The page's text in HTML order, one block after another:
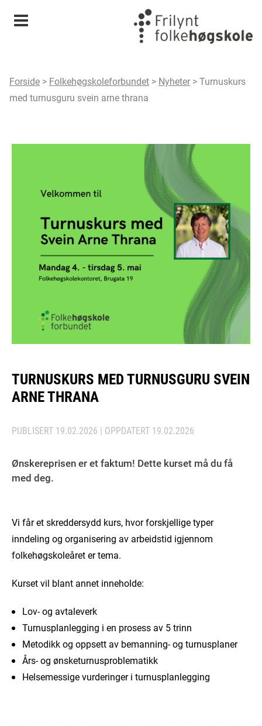
Meny
Forside > Folkehøgskoleforbundet > Nyheter >Turnuskurs
med turnusguru svein arne thrana
TURNUSKURS MED TURNUSGURU SVEIN
ARNE THRANA
PUBLISERT 19.02.2026 | OPPDATERT 19.02.2026
Ønskereprisen er et faktum! Dette kurset må du få
med deg.
Vi får et skreddersydd kurs, hvor forskjellige typer
inndeling og organisering av arbeidstid igjennom
folkehøgskoleåret er tema.
Kurset vil blant annet inneholde:
Lov- og avtaleverk
Turnusplanlegging i en prosess av 5 trinn
Metodikk og oppsett av bemanning- og turnusplaner
Års- og ønsketurnusproblematikk
Helsemessige vurderinger i turnusplanlegging